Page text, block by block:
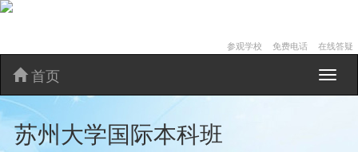
在线答疑
免费电话
参观学校
苏
州
首页
苏州大学国际本科班